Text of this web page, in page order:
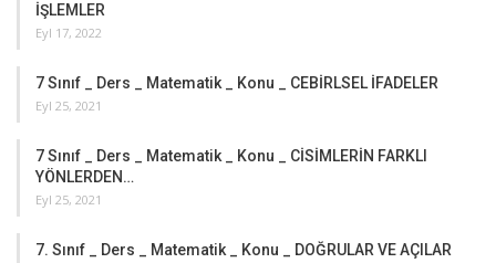
İŞLEMLER
Eyl 17, 2022
7 Sınıf _ Ders _ Matematik _ Konu _ CEBİRLSEL İFADELER
Eyl 25, 2021
7 Sınıf _ Ders _ Matematik _ Konu _ CİSİMLERİN FARKLI
YÖNLERDEN…
Eyl 25, 2021
7. Sınıf _ Ders _ Matematik _ Konu _ DOĞRULAR VE AÇILAR